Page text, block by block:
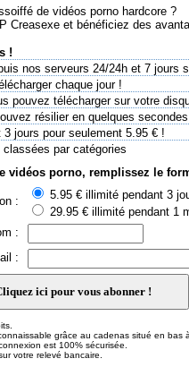
de vidéos porno hardcore ?
Creasexe et bénéficiez des
!
nos serveurs 24/24h et 7 jours
chaque jour !
pouvez télécharger sur votre
résilier en quelques secondes
jours pour seulement 5.95 € !
par catégories
vidéos porno, remplissez le
:
5.95 € illimité pendant 3
29.95 € illimité pendant 1
:
:
grâce au cadenas situé en bas
est 100% sécurisée.
votre relevé bancaire.